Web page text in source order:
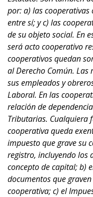
por: a) las cooperativas
entre sí; y c) las
de su objeto social. En
será acto cooperativo
cooperativos quedan
al Derecho Común. Las
sus empleados y
Laboral. En las
relación de
Tributarias. Cualquiera
cooperativa queda
impuesto que grave su
registro, incluyendo los
concepto de capital; b)
documentos que
cooperativa; c) el